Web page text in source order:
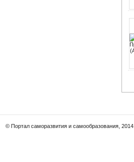
© Портал саморазвития и самообразования, 2014